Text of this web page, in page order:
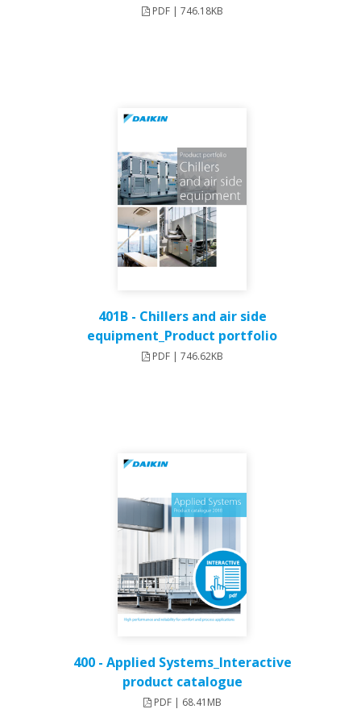
PDF | 746.18KB
401B - Chillers and air side
equipment_Product portfolio
PDF | 746.62KB
400 - Applied Systems_Interactive
product catalogue
PDF | 68.41MB